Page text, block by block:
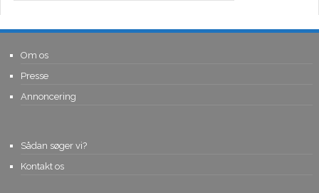
Om os
Presse
Annoncering
Sådan søger vi?
Kontakt os